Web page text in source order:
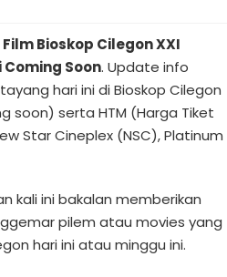
Bioskop Cilegon XXI
Soon. Update info
hari ini di Bioskop Cilegon
soon) serta HTM (Harga Tiket
Star Cineplex (NSC), Platinum
kali ini bakalan memberikan
pilem atau movies yang
hari ini atau minggu ini.